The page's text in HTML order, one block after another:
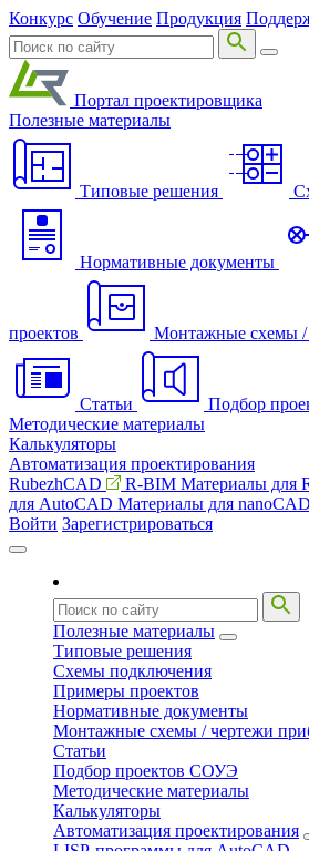
Конкурс Обучение Продукция
Портал проектировщика
Полезные материалы
Типовые решения
Нормативные документы
проектов Монтажные схемы /
Статьи
Подбор
Методические материалы
Калькуляторы
Автоматизация проектирования
RubezhCAD
R-BIM Материалы для
для AutoCAD Материалы для nanoCAD
Войти Зарегистрироваться
Полезные материалы
Типовые решения
Схемы подключения
Примеры проектов
Нормативные документы
Монтажные схемы / чертежи
Статьи
Подбор проектов СОУЭ
Методические материалы
Калькуляторы
Автоматизация проектирования